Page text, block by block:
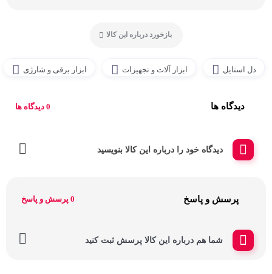
بازخورد درباره این کالا
دل استایل ابزار آلات و تجهیزات ابزار برقی و شارژی
دیدگاه ها 0 دیدگاه ها
دیدگاه خود را درباره این کالا بنویسید
پرسش و پاسخ 0 پرسش و پاسخ
شما هم درباره این کالا پرسش ثبت کنید